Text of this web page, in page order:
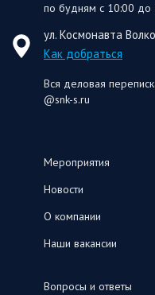
по будням с 10:00 до
ул. Космонавта
Как добраться
Вся деловая
@snk-s.ru
Мероприятия
Новости
О компании
Наши вакансии
Вопросы и ответы